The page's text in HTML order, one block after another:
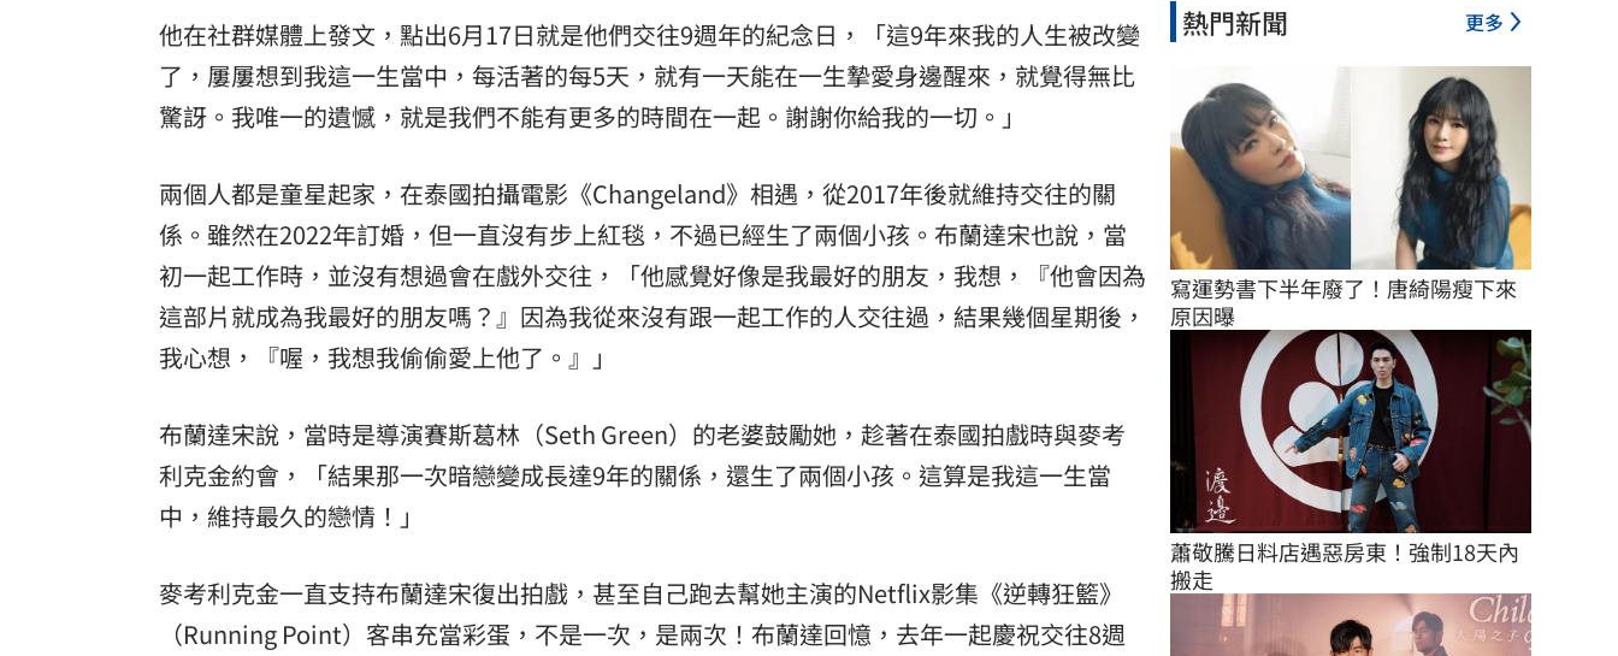
他在社群媒體上發文，點出6月17日就是他們交往9週年的紀念日，「這9年來我的人生被改變
了，屢屢想到我這一生當中，每活著的每5天，就有一天能在一生摯愛身邊醒來，就覺得無比
驚訝。我唯一的遺憾，就是我們不能有更多的時間在一起。謝謝你給我的一切。」
兩個人都是童星起家，在泰國拍攝電影《Changeland》相遇，從2017年後就維持交往的關
係。雖然在2022年訂婚，但一直沒有步上紅毯，不過已經生了兩個小孩。布蘭達宋也說，當
初一起工作時，並沒有想過會在戲外交往，「他感覺好像是我最好的朋友，我想，『他會因為
這部片就成為我最好的朋友嗎？』因為我從來沒有跟一起工作的人交往過，結果幾個星期後，
我心想，『喔，我想我偷偷愛上他了。』」
布蘭達宋說，當時是導演賽斯葛林（Seth Green）的老婆鼓勵她，趁著在泰國拍戲時與麥考
利克金約會，「結果那一次暗戀變成長達9年的關係，還生了兩個小孩。這算是我這一生當
中，維持最久的戀情！」
麥考利克金一直支持布蘭達宋復出拍戲，甚至自己跑去幫她主演的Netflix影集《逆轉狂籃》
（Running Point）客串充當彩蛋，不是一次，是兩次！布蘭達回憶，去年一起慶祝交往8週
熱門新聞 更多
寫運勢書下半年廢了！唐綺陽瘦下來
原因曝
蕭敬騰日料店遇惡房東！強制18天內
搬走